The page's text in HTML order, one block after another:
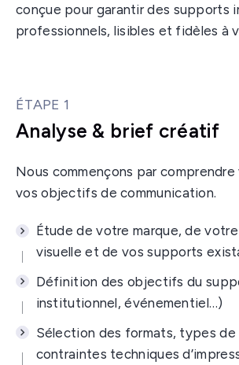
conçue pour garantir des supports
professionnels, lisibles et fidèles à
ÉTAPE 1
Analyse & brief créatif
Nous commençons par
vos objectifs de communication.
Étude de votre marque, de
visuelle et de vos supports
Définition des objectifs du
institutionnel, événementiel…)
Sélection des formats, types
contraintes techniques